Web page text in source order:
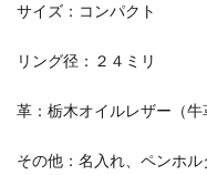
サイズ：コンパクト
リング径：２４ミリ
革：栃木オイルレザー（牛
その他：名入れ、ペンホ